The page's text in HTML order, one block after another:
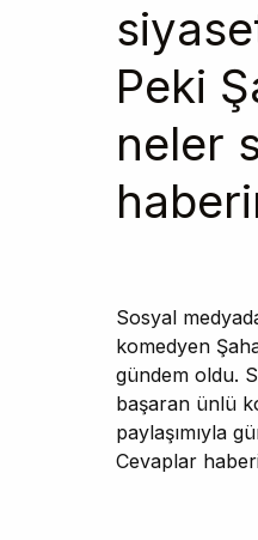
Peki
neler
Sosyal
komedyen
gündem oldu.
başaran ünlü
paylaşımıyla
Cevaplar